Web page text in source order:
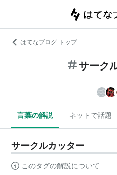
はてなブログ トップ
サーク
言葉の解説 ネットで話題
サークルカッター
このタグの解説について